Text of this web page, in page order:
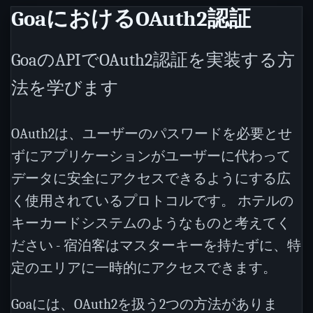
GoaにおけるOAuth2認証
GoaのAPIでOAuth2認証を実装する方
法を学びます
OAuth2は、ユーザーのパスワードを必要とせ
ずにアプリケーションがユーザーに代わって
データに安全にアクセスできるようにする広
く使用されているプロトコルです。 ホテルの
キーカードシステムのようなものと考えてく
ださい - 宿泊客はマスターキーを持たずに、特
定のエリアに一時的にアクセスできます。
Goaには、OAuth2を扱う2つの方法がありま